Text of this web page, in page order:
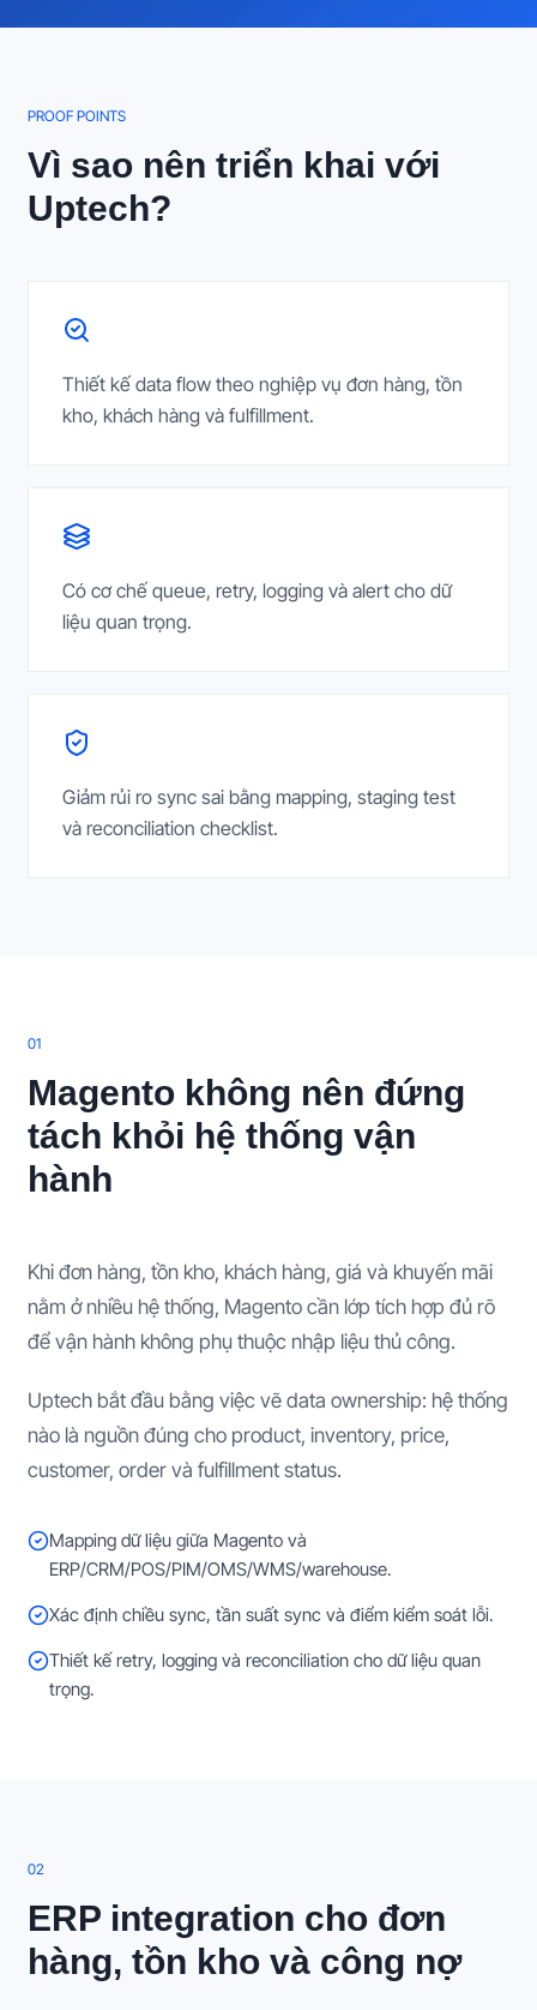
PROOF POINTS
Vì sao nên triển khai với
Uptech?
Thiết kế data flow theo nghiệp vụ đơn hàng, tồn
kho, khách hàng và fulfillment.
Có cơ chế queue, retry, logging và alert cho dữ
liệu quan trọng.
Giảm rủi ro sync sai bằng mapping, staging test
và reconciliation checklist.
01
Magento không nên đứng
tách khỏi hệ thống vận
hành
Khi đơn hàng, tồn kho, khách hàng, giá và khuyến mãi
nằm ở nhiều hệ thống, Magento cần lớp tích hợp đủ rõ
để vận hành không phụ thuộc nhập liệu thủ công.
Uptech bắt đầu bằng việc vẽ data ownership: hệ thống
nào là nguồn đúng cho product, inventory, price,
customer, order và fulfillment status.
Mapping dữ liệu giữa Magento và
ERP/CRM/POS/PIM/OMS/WMS/warehouse.
Xác định chiều sync, tần suất sync và điểm kiểm soát lỗi.
Thiết kế retry, logging và reconciliation cho dữ liệu quan
trọng.
02
ERP integration cho đơn
hàng, tồn kho và công nợ